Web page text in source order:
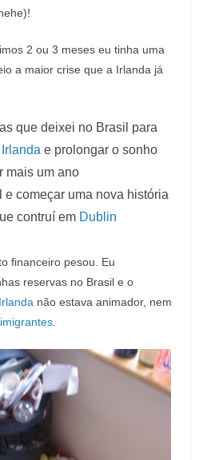
2 ou 3 meses eu tinha uma
a maior crise que a Irlanda já
que deixei no Brasil para
Irlanda e prolongar o sonho
mais um ano
e começar uma nova história
contruí em Dublin
financeiro pesou. Eu
reservas no Brasil e o
Irlanda não estava animador, nem